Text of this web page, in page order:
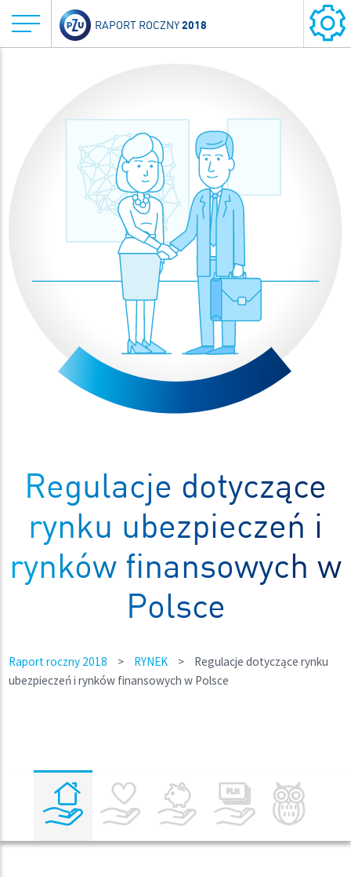
RAPORT ROCZNY2018
Regulacje dotyczące
rynku ubezpieczeń i
rynków finansowych w
Polsce
Raport roczny 2018 > RYNEK >
Regulacje dotyczące rynku
ubezpieczeń i rynków finansowych w Polsce